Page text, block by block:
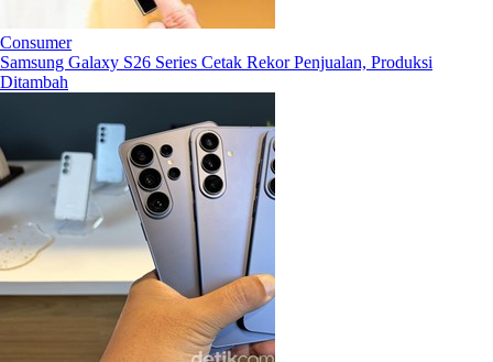
Consumer
Samsung Galaxy S26 Series Cetak Rekor Penjualan, Produksi
Ditambah